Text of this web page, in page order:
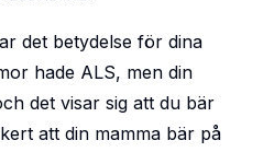
det betydelse för dina
hade ALS, men din
det visar sig att du bär
att din mamma bär på